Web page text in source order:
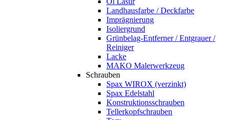
Landhausfarbe / Deckfarbe
Imprägnierung
Isoliergrund
Grünbelag-Entferner / Entgrauer /
Reiniger
Lacke
MAKO Malerwerkzeug
Schrauben
Spax WIROX (verzinkt)
Spax Edelstahl
Konstruktionsschrauben
Tellerkopfschrauben